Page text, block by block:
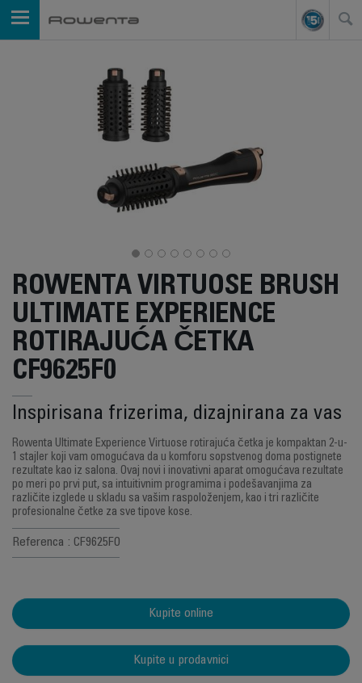
ROWENTA VIRTUOSE BRUSH
ULTIMATE EXPERIENCE
ROTIRAJUĆA ČETKA
CF9625F0
Inspirisana frizerima, dizajnirana za vas
Rowenta Ultimate Experience Virtuose rotirajuća četka je kompaktan 2-u-
1 stajler koji vam omogućava da u komforu sopstvenog doma postignete
rezultate kao iz salona. Ovaj novi i inovativni aparat omogućava rezultate
po meri po prvi put, sa intuitivnim programima i podešavanjima za
različite izglede u skladu sa vašim raspoloženjem, kao i tri različite
profesionalne četke za sve tipove kose.
Referenca : CF9625F0
Kupite online
Kupite u prodavnici